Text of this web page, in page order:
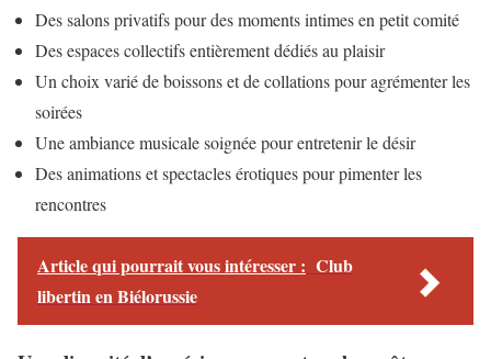
Des salons privatifs pour des moments intimes en petit comité
Des espaces collectifs entièrement dédiés au plaisir
Un choix varié de boissons et de collations pour agrémenter les
soirées
Une ambiance musicale soignée pour entretenir le désir
Des animations et spectacles érotiques pour pimenter les
rencontres
Article qui pourrait vous intéresser : Club
libertin en Biélorussie